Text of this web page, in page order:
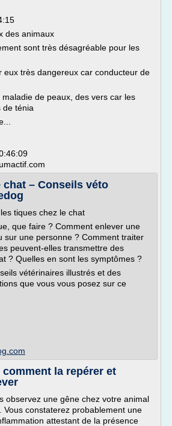
des animaux
sont très désagréable pour les
eux très dangereux car conducteur de
de peaux, des vers car les
de ténia
chat – Conseils véto
tiques chez le chat
que faire ? Comment enlever une
sur une personne ? Comment traiter
peuvent-elles transmettre des
? Quelles en sont les symptômes ?
vétérinaires illustrés et des
que vous vous posez sur ce
la repérer et
observez une gêne chez votre animal
Vous constaterez probablement une
attestant de la présence